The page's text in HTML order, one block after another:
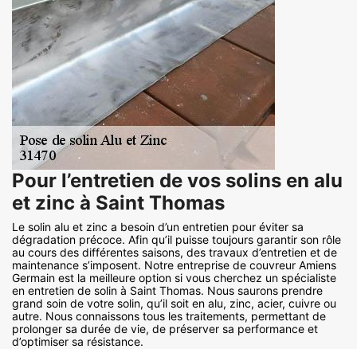
Pour l’entretien de vos solins en alu
et zinc à Saint Thomas
Le solin alu et zinc a besoin d’un entretien pour éviter sa
dégradation précoce. Afin qu’il puisse toujours garantir son rôle
au cours des différentes saisons, des travaux d’entretien et de
maintenance s’imposent. Notre entreprise de couvreur Amiens
Germain est la meilleure option si vous cherchez un spécialiste
en entretien de solin à Saint Thomas. Nous saurons prendre
grand soin de votre solin, qu’il soit en alu, zinc, acier, cuivre ou
autre. Nous connaissons tous les traitements, permettant de
prolonger sa durée de vie, de préserver sa performance et
d’optimiser sa résistance.